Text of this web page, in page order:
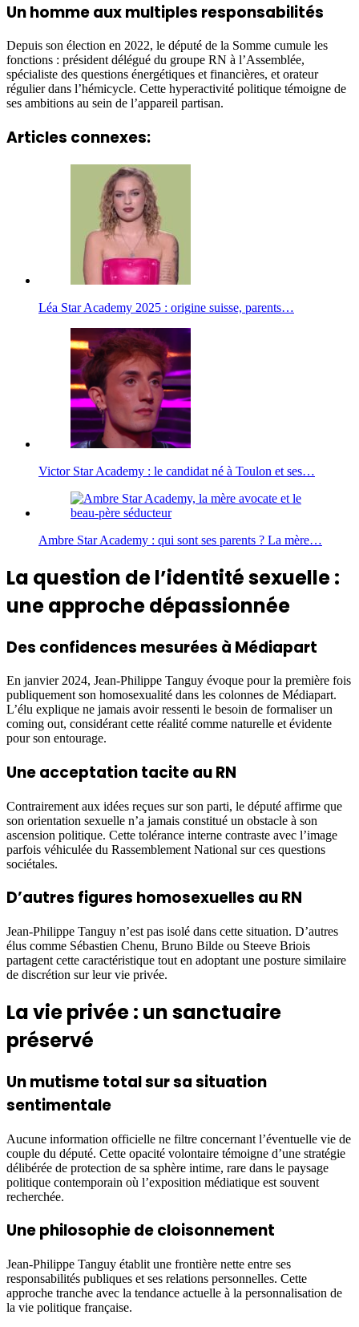
Un homme aux multiples responsabilités
Depuis son élection en 2022, le député de la Somme cumule les
fonctions : président délégué du groupe RN à l’Assemblée,
spécialiste des questions énergétiques et financières, et orateur
régulier dans l’hémicycle. Cette hyperactivité politique témoigne de
ses ambitions au sein de l’appareil partisan.
Articles connexes:
Léa Star Academy 2025 : origine suisse, parents…
Victor Star Academy : le candidat né à Toulon et ses…
Ambre Star Academy : qui sont ses parents ? La mère…
La question de l’identité sexuelle :
une approche dépassionnée
Des confidences mesurées à Médiapart
En janvier 2024, Jean-Philippe Tanguy évoque pour la première fois
publiquement son homosexualité dans les colonnes de Médiapart.
L’élu explique ne jamais avoir ressenti le besoin de formaliser un
coming out, considérant cette réalité comme naturelle et évidente
pour son entourage.
Une acceptation tacite au RN
Contrairement aux idées reçues sur son parti, le député affirme que
son orientation sexuelle n’a jamais constitué un obstacle à son
ascension politique. Cette tolérance interne contraste avec l’image
parfois véhiculée du Rassemblement National sur ces questions
sociétales.
D’autres figures homosexuelles au RN
Jean-Philippe Tanguy n’est pas isolé dans cette situation. D’autres
élus comme Sébastien Chenu, Bruno Bilde ou Steeve Briois
partagent cette caractéristique tout en adoptant une posture similaire
de discrétion sur leur vie privée.
La vie privée : un sanctuaire
préservé
Un mutisme total sur sa situation
sentimentale
Aucune information officielle ne filtre concernant l’éventuelle vie de
couple du député. Cette opacité volontaire témoigne d’une stratégie
délibérée de protection de sa sphère intime, rare dans le paysage
politique contemporain où l’exposition médiatique est souvent
recherchée.
Une philosophie de cloisonnement
Jean-Philippe Tanguy établit une frontière nette entre ses
responsabilités publiques et ses relations personnelles. Cette
approche tranche avec la tendance actuelle à la personnalisation de
la vie politique française.